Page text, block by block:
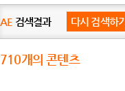
AE 검색결과 다시 검색하기
710개의 콘텐츠